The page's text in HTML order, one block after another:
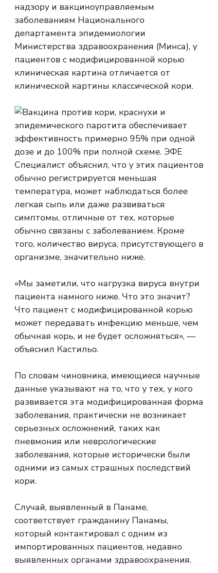
надзору и вакциноуправляемым
заболеваниям Национального
департамента эпидемиологии
Министерства здравоохранения (Минса), у
пациентов с модифицированной корью
клиническая картина отличается от
клинической картины классической кори.
Специалист объяснил, что у этих пациентов
обычно регистрируется меньшая
температура, может наблюдаться более
легкая сыпь или даже развиваться
симптомы, отличные от тех, которые
обычно связаны с заболеванием. Кроме
того, количество вируса, присутствующего в
организме, значительно ниже.
«Мы заметили, что нагрузка вируса внутри
пациента намного ниже. Что это значит?
Что пациент с модифицированной корью
может передавать инфекцию меньше, чем
обычная корь, и не будет осложняться», —
объяснил Кастильо.
По словам чиновника, имеющиеся научные
данные указывают на то, что у тех, у кого
развивается эта модифицированная форма
заболевания, практически не возникает
серьезных осложнений, таких как
пневмония или неврологические
заболевания, которые исторически были
одними из самых страшных последствий
кори.
Случай, выявленный в Панаме,
соответствует гражданину Панамы,
который контактировал с одним из
импортированных пациентов, недавно
выявленных органами здравоохранения.